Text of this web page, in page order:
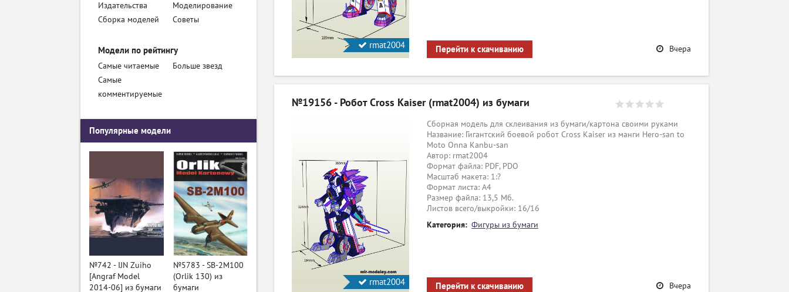
rmat2004 Перейти к скачиванию Вчера
№19156 - Робот Cross Kaiser (rmat2004) из бумаги
rmat2004
Сборная модель для склеивания из бумаги/картона своими руками
Название: Гигантский боевой робот Cross Kaiser из манги Hero-san to
Moto Onna Kanbu-san
Автор: rmat2004
Формат файла: PDF, PDO
Масштаб макета: 1:?
Формат листа: А4
Размер файла: 13,5 Мб.
Листов всего/выкройки: 16/16
Категория: Фигуры из бумаги
Перейти к скачиванию Вчера
Издательства
Моделирование
Сборка моделей
Советы
Модели по рейтингу
Самые читаемые
Больше звезд
Самые
комментируемые
Популярные модели
№742 - IJN Zuiho
[Angraf Model
2014-06] из бумаги
№5783 - SB-2M100
(Orlik 130) из
бумаги